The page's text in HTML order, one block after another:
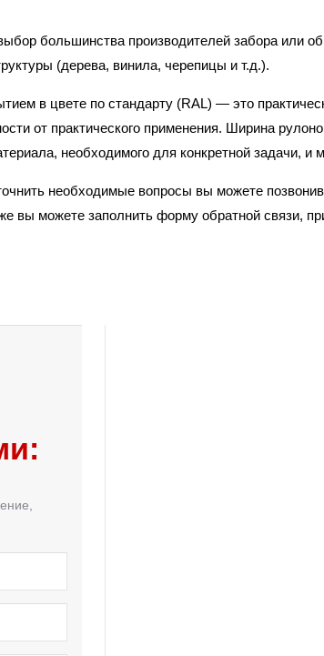
большинства производителей забора или
(дерева, винила, черепицы и т.д.).
в цвете по стандарту (RAL) — это
от практического применения. Ширина
необходимого для конкретной задачи, и
необходимые вопросы вы можете
вы можете заполнить форму обратной связи,